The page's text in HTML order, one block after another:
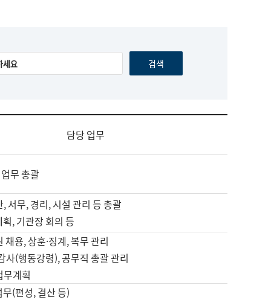
담당 업무
무 총괄
서무, 경리, 시설 관리 등 총괄
, 기관장 회의 등
채용, 상훈·징계, 복무 관리
사(행동강령), 공무직 총괄 관리
무계획
(편성, 결산 등)